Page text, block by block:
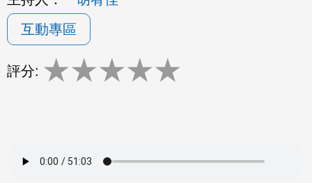
互動專區
評分: ★★★★★